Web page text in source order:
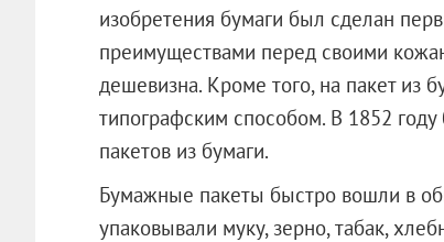
изобретения бумаги был сделан
преимуществами перед своими
дешевизна. Кроме того, на пакет из
типографским способом. В 1852
пакетов из бумаги.
Бумажные пакеты быстро вошли в
упаковывали муку, зерно, табак,